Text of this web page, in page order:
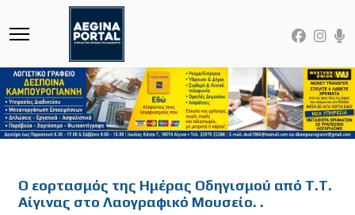
Ο εορτασμός της Ημέρας Οδηγισμού από Τ.Τ.
Αίγινας στο Λαογραφικό Μουσείο. .